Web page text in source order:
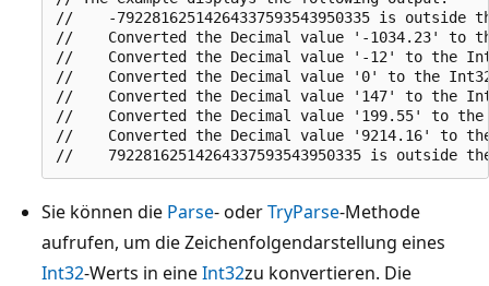
//    -79228162514264337593543950335 is
//    Converted the Decimal value '-1034.23' to
//    Converted the Decimal value '-12' to the
//    Converted the Decimal value '0' to the
//    Converted the Decimal value '147' to the
//    Converted the Decimal value '199.55' to the
//    Converted the Decimal value '9214.16' to
Sie können die Parse- oderTryParse-Methode
aufrufen, um die Zeichenfolgendarstellung eines
Int32-Werts in eineInt32zu konvertieren. Die